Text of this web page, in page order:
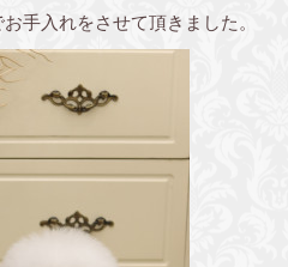
手入れをさせて頂きました。